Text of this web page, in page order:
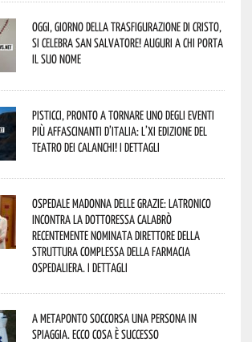
Oggi, giorno della Trasfigurazione di Cristo,
si celebra San Salvatore! Auguri a chi porta
il suo nome
Pisticci, pronto a tornare uno degli eventi
più affascinanti d’Italia: l’XI edizione del
Teatro dei Calanchi! I dettagli
Ospedale Madonna delle Grazie: Latronico
incontra la dottoressa Calabrò
recentemente nominata Direttore della
Struttura Complessa della Farmacia
Ospedaliera. I dettagli
A Metaponto soccorsa una persona in
spiaggia. Ecco cosa è successo